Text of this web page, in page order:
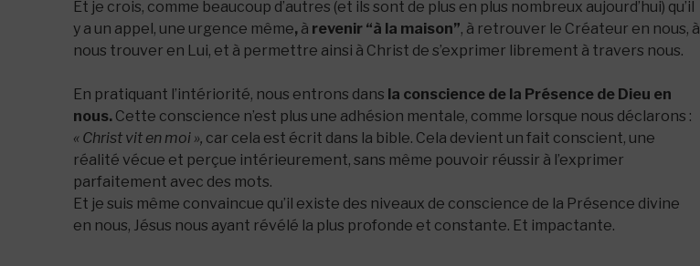
Et je crois, comme beaucoup d’autres (et ils sont de plus en plus nombreux aujourd’hui) qu’il
y a un appel, une urgence même, à revenir “à la maison”, à retrouver le Créateur en nous, à
nous trouver en Lui, et à permettre ainsi à Christ de s’exprimer librement à travers nous.
En pratiquant l’intériorité, nous entrons dans la conscience de la Présence de Dieu en
nous. Cette conscience n’est plus une adhésion mentale, comme lorsque nous déclarons :
« Christ vit en moi », car cela est écrit dans la bible. Cela devient un fait conscient, une
réalité vécue et perçue intérieurement, sans même pouvoir réussir à l’exprimer
parfaitement avec des mots.
Et je suis même convaincue qu’il existe des niveaux de conscience de la Présence divine
en nous, Jésus nous ayant révélé la plus profonde et constante. Et impactante.